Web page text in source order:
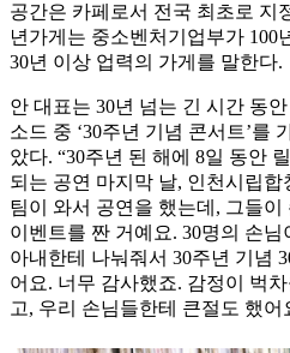
공간은 카페로서 전국 최초로 지
년가게는 중소벤처기업부가 100
30년 이상 업력의 가게를 말한다.
안 대표는 30년 넘는 긴 시간 동
소드 중 ‘30주년 기념 콘서트’를
았다. “30주년 된 해에 8일 동안
되는 공연 마지막 날, 인천시립
팀이 와서 공연을 했는데, 그들
이벤트를 짠 거예요. 30명의 손님
아내한테 나눠줘서 30주년 기념
어요. 너무 감사했죠. 감정이 벅
고, 우리 손님들한테 큰절도 했어